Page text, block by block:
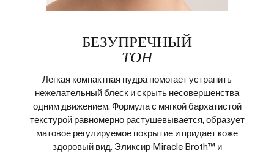
БЕЗУПРЕЧНЫЙ
ТОН
Легкая компактная пудра помогает устранить
нежелательный блеск и скрыть несовершенства
одним движением. Формула с мягкой бархатистой
текстурой равномерно растушевывается, образует
матовое регулируемое покрытие и придает коже
здоровый вид. Эликсир Miracle Broth™ и